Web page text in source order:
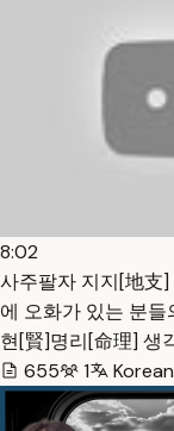
8:02
사주팔자 지지[地支
에 오화가 있는 분
현[賢]명리[命理] 생
655
1 Korean